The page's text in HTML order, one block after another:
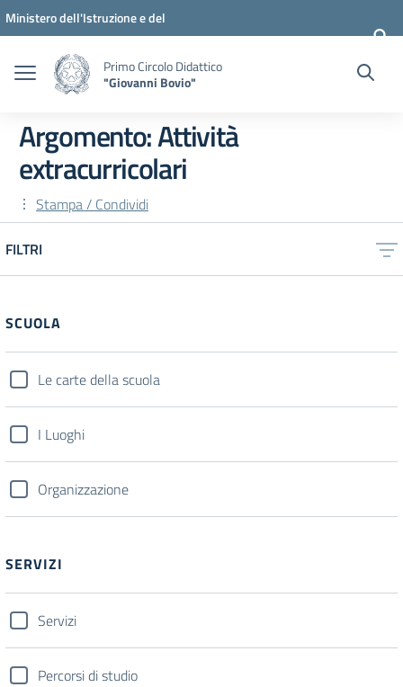
Vai ai contenuti
Vai al menu di navigazione
Vai al footer
Ministero dell'Istruzione e del
Primo Circolo Didattico
"Giovanni Bovio"
Argomento: Attività
extracurricolari
Stampa / Condividi
FILTRI
SCUOLA
Le carte della scuola
I Luoghi
Organizzazione
SERVIZI
Servizi
Percorsi di studio